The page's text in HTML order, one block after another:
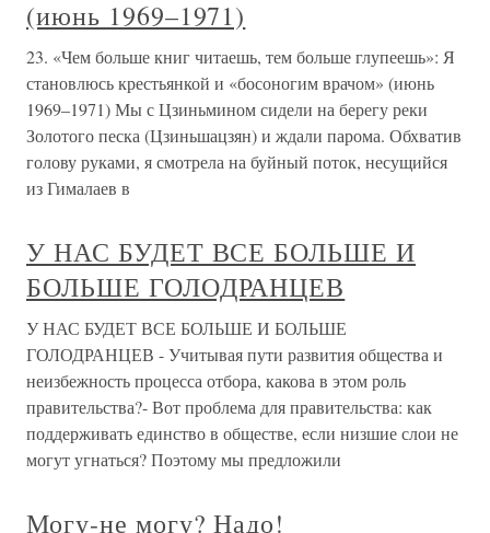
(июнь 1969–1971)
23. «Чем больше книг читаешь, тем больше глупеешь»: Я
становлюсь крестьянкой и «босоногим врачом» (июнь
1969–1971) Мы с Цзиньмином сидели на берегу реки
Золотого песка (Цзиньшацзян) и ждали парома. Обхватив
голову руками, я смотрела на буйный поток, несущийся
из Гималаев в
У НАС БУДЕТ ВСЕ БОЛЬШЕ И
БОЛЬШЕ ГОЛОДРАНЦЕВ
У НАС БУДЕТ ВСЕ БОЛЬШЕ И БОЛЬШЕ
ГОЛОДРАНЦЕВ - Учитывая пути развития общества и
неизбежность процесса отбора, какова в этом роль
правительства?- Вот проблема для правительства: как
поддерживать единство в обществе, если низшие слои не
могут угнаться? Поэтому мы предложили
Могу-не могу? Надо!